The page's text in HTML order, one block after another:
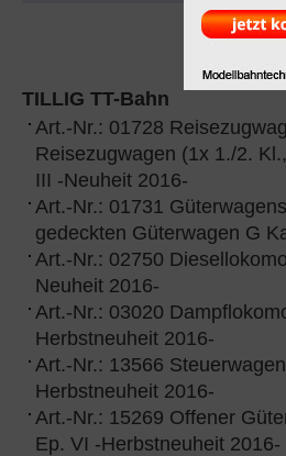
TILLIG TT-Bahn
Art.-Nr.: 01728
Reisezugwagen (1x 1./2.
III -Neuheit 2016-
Art.-Nr.: 01731
gedeckten Güterwagen G
Art.-Nr.: 02750
Neuheit 2016-
Art.-Nr.: 03020
Herbstneuheit 2016-
Art.-Nr.: 13566
Herbstneuheit 2016-
Art.-Nr.: 15269 Offener
Ep. VI -Herbstneuheit 2016-